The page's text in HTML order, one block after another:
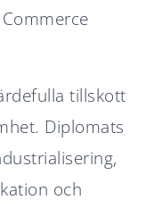
tillskott
Diplomats
och